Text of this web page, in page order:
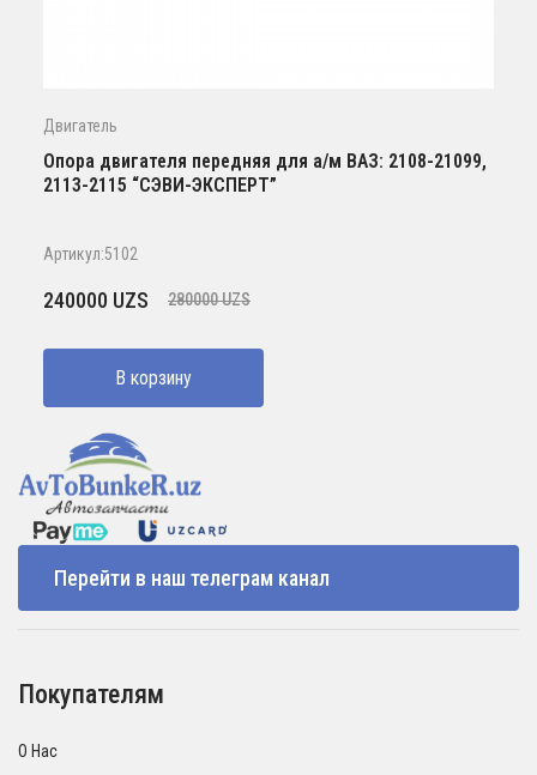
Двигатель
Опора двигателя передняя для а/м ВАЗ: 2108-21099,
2113-2115 “СЭВИ-ЭКСПЕРТ”
Артикул:5102
280000UZS
Первоначальная
составляла
280000 UZS.
240000 UZS
Текущая
240000 UZS.
В корзину
Перейти в наш телеграм канал
Покупателям
О Нас